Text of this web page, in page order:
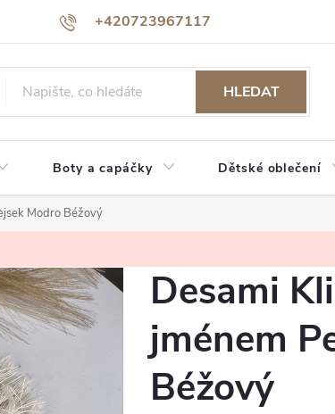
+420723967117
Jak nakupovat Reklamace a vrácení zboží
HLEDAT
Boty a capáčky Dětské oblečení
Modro Béžový
Desami
jménem
Béžový